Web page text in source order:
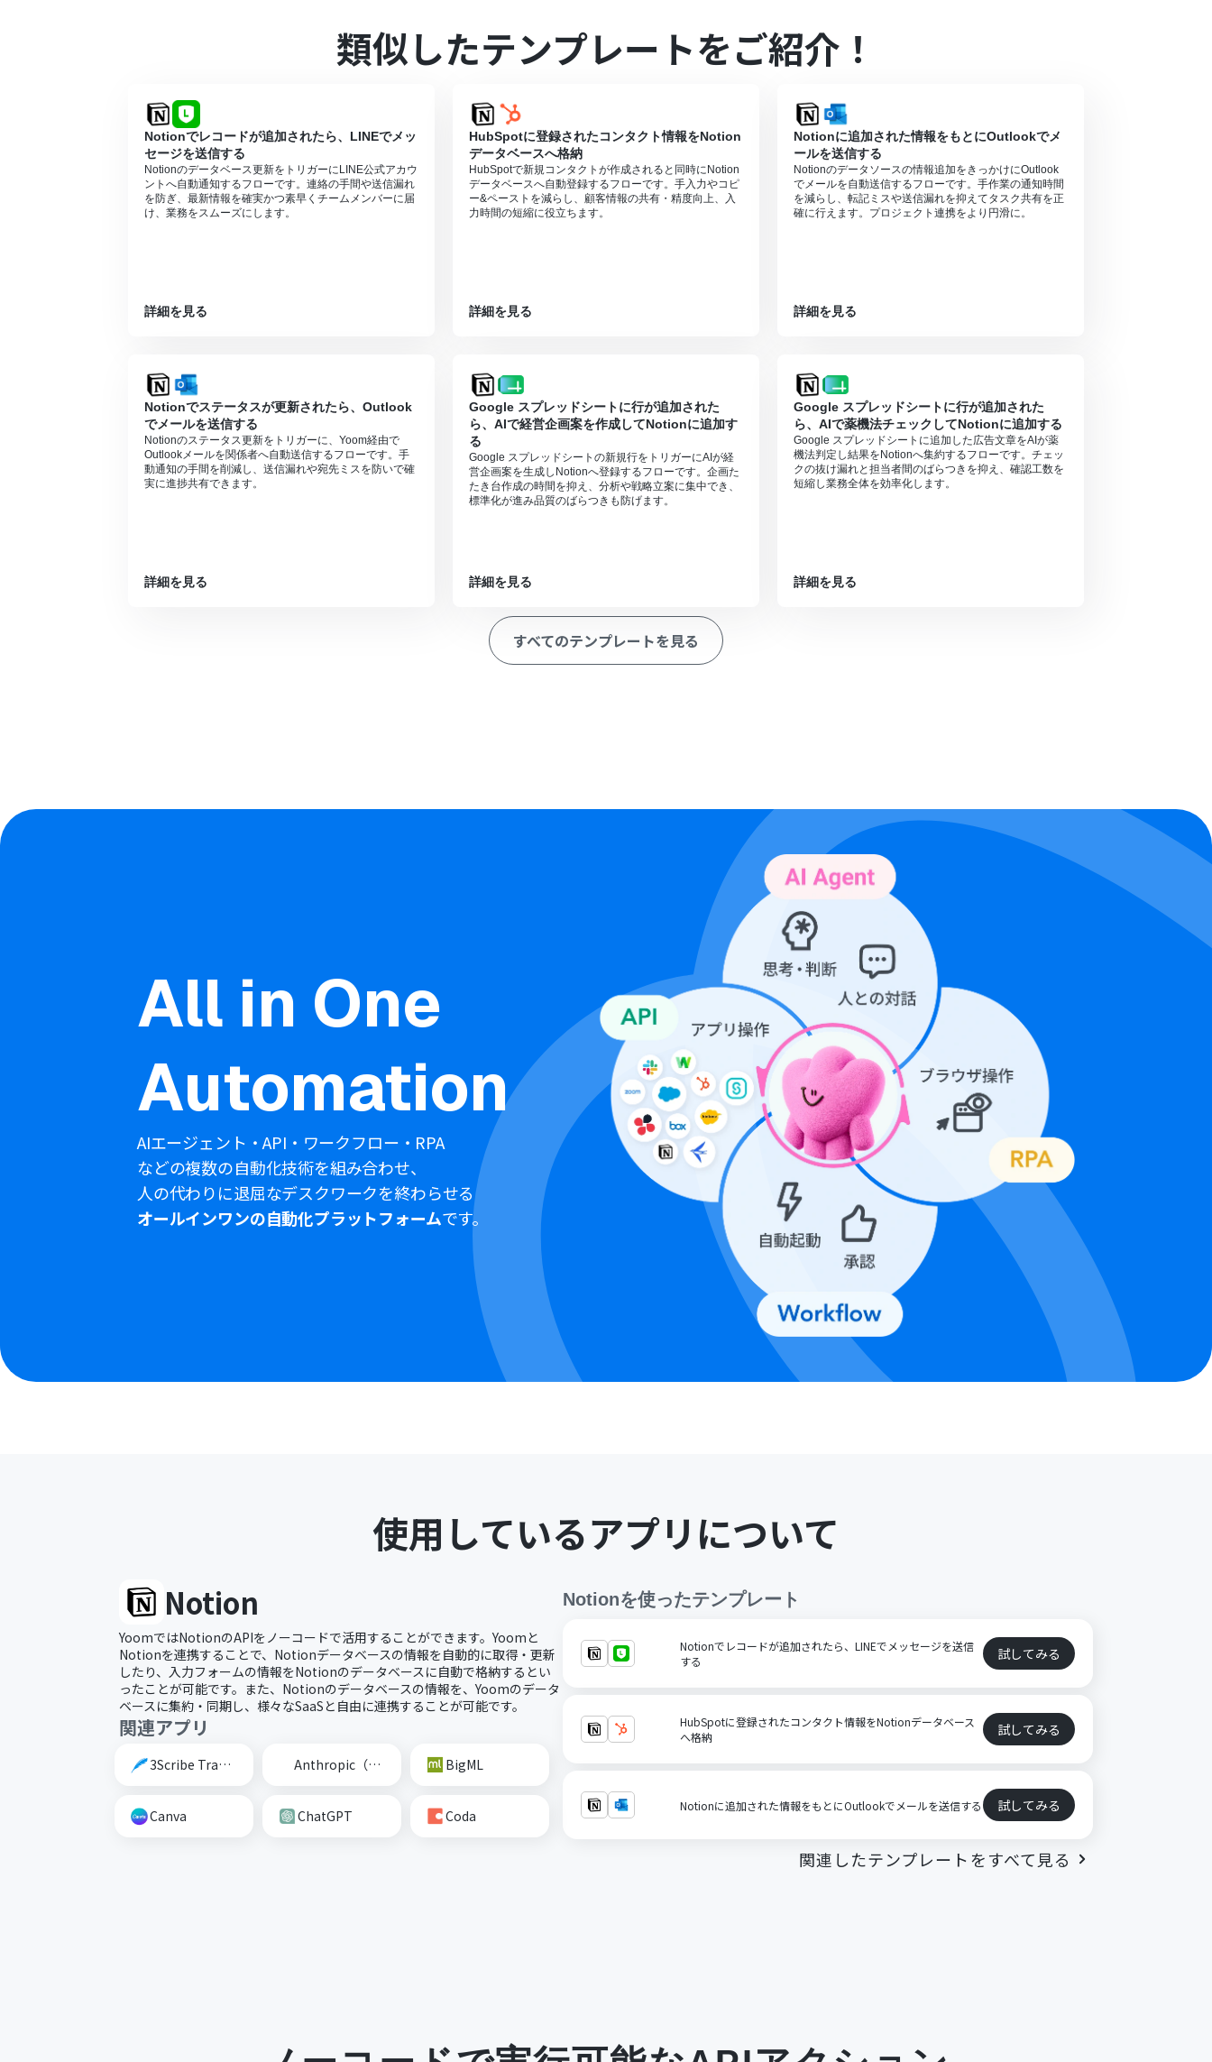
フォーム機能はミニプラン以上でご利用いただけるアプリとなっております。フリープラン・パーソナルプランの場合は設定しているフローボットのオペレーション
やデータコネクトはエラーとなりますので、ご注意ください。
パーソナルプラン・ミニプラン・チームプラン・サクセスプランなどの有料プランは、2週間の無料トライアルを行うことが可能です。無料トライアル中には制限対
象のアプリを使用することができます。
類似したテンプレートをご紹介！
Notionでレコードが追加されたら、LINEでメッ
セージを送信する
Notionのデータベース更新をトリガーにLINE公式アカウ
ントへ自動通知するフローです。連絡の手間や送信漏れ
を防ぎ、最新情報を確実かつ素早くチームメンバーに届
け、業務をスムーズにします。
詳細を見る
HubSpotに登録されたコンタクト情報をNotion
データベースへ格納
HubSpotで新規コンタクトが作成されると同時にNotion
データベースへ自動登録するフローです。手入力やコピ
ー&ペーストを減らし、顧客情報の共有・精度向上、入
力時間の短縮に役立ちます。
詳細を見る
Notionに追加された情報をもとにOutlookでメ
ールを送信する
Notionのデータソースの情報追加をきっかけにOutlook
でメールを自動送信するフローです。手作業の通知時間
を減らし、転記ミスや送信漏れを抑えてタスク共有を正
確に行えます。プロジェクト連携をより円滑に。
詳細を見る
Notionでステータスが更新されたら、Outlook
でメールを送信する
Notionのステータス更新をトリガーに、Yoom経由で
Outlookメールを関係者へ自動送信するフローです。手
動通知の手間を削減し、送信漏れや宛先ミスを防いで確
実に進捗共有できます。
詳細を見る
Google スプレッドシートに行が追加された
ら、AIで経営企画案を作成してNotionに追加す
る
Google スプレッドシートの新規行をトリガーにAIが経
営企画案を生成しNotionへ登録するフローです。企画た
たき台作成の時間を抑え、分析や戦略立案に集中でき、
標準化が進み品質のばらつきも防げます。
詳細を見る
Google スプレッドシートに行が追加された
ら、AIで薬機法チェックしてNotionに追加する
Google スプレッドシートに追加した広告文章をAIが薬
機法判定し結果をNotionへ集約するフローです。チェッ
クの抜け漏れと担当者間のばらつきを抑え、確認工数を
短縮し業務全体を効率化します。
詳細を見る
すべてのテンプレートを見る
All in One
Automation
AIエージェント・API・ワークフロー・RPA
などの複数の自動化技術を組み合わせ、
人の代わりに退屈なデスクワークを終わらせる
オールインワンの自動化プラットフォームです。
使用しているアプリについて
Notion
YoomではNotionのAPIをノーコードで活用することができます。Yoomと
Notionを連携することで、Notionデータベースの情報を自動的に取得・更新
したり、入力フォームの情報をNotionのデータベースに自動で格納するとい
ったことが可能です。また、Notionのデータベースの情報を、Yoomのデータ
ベースに集約・同期し、様々なSaaSと自由に連携することが可能です。
関連アプリ
3Scribe Transcription Anthropic（Claude） BigML
Canva ChatGPT Coda
Notionを使ったテンプレート
Notionでレコードが追加されたら、LINEでメッセージを送信
する
試してみる
HubSpotに登録されたコンタクト情報をNotionデータベース
へ格納
試してみる
Notionに追加された情報をもとにOutlookでメールを送信する 試してみる
関連したテンプレートをすべて見る